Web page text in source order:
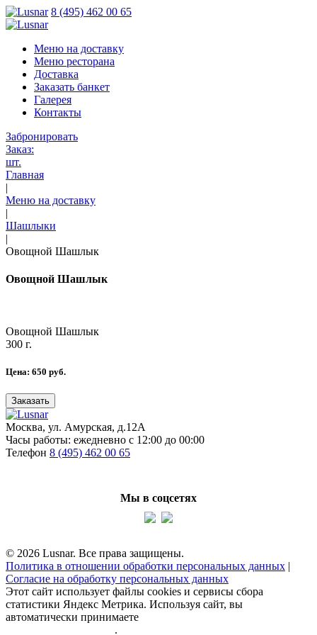
8 (495) 462 00 65
Меню на доставку
Меню ресторана
Доставка
Заказать банкет
Галерея
Контакты
Забронировать
Заказ:
шт.
Главная
|
Меню на доставку
|
Шашлыки
|
Овощной Шашлык
Овощной Шашлык
Овощной Шашлык
300 г.
Цена: 650 руб.
Заказать
Москва, ул. Амурская, д.12А
Часы работы: ежедневно с 12:00 до 00:00
Телефон 8 (495) 462 00 65
Мы в соцсетях
© 2026 Lusnar. Все права защищены.
Политика в отношении обработки персональных данных |
Согласие на обработку персональных данных
Этот сайт использует файлы cookies и сервисы сбора
статистики Яндекс Метрика. Используя сайт, вы
автоматически принимаете
.